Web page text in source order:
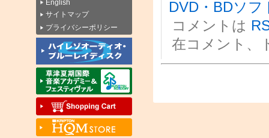
English
サイトマップ
プライバシーポリシー
DVD・BDソフ
コメントは
在コメント、